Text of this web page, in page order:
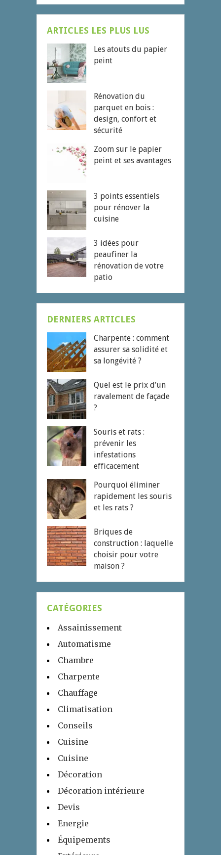
ARTICLES LES PLUS LUS
Les atouts du papier
peint
Rénovation du
parquet en bois :
design, confort et
sécurité
Zoom sur le papier
peint et ses avantages
3 points essentiels
pour rénover la
cuisine
3 idées pour
peaufiner la
rénovation de votre
patio
DERNIERS ARTICLES
Charpente : comment
assurer sa solidité et
sa longévité ?
Quel est le prix d’un
ravalement de façade
?
Souris et rats :
prévenir les
infestations
efficacement
Pourquoi éliminer
rapidement les souris
et les rats ?
Briques de
construction : laquelle
choisir pour votre
maison ?
CATÉGORIES
Assainissement
Automatisme
Chambre
Charpente
Chauffage
Climatisation
Conseils
Cuisine
Cuisine
Décoration
Décoration intérieure
Devis
Energie
Équipements